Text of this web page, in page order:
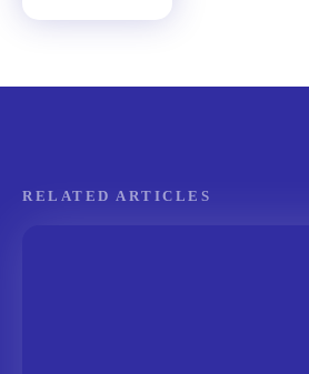
RELATED ARTICLES